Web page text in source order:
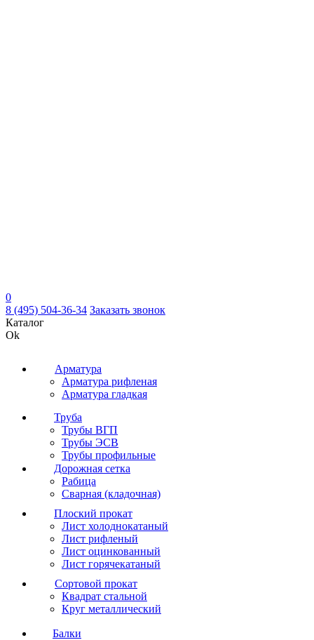
0
8 (495) 504-36-34 Заказать звонок
Каталог
Ok
Арматура
Арматура рифленая
Арматура гладкая
Труба
Трубы ВГП
Трубы ЭСВ
Трубы профильные
Дорожная сетка
Рабица
Сварная (кладочная)
Плоский прокат
Лист холоднокатаный
Лист рифленый
Лист оцинкованный
Лист горячекатаный
Сортовой прокат
Квадрат стальной
Круг металлический
Балки